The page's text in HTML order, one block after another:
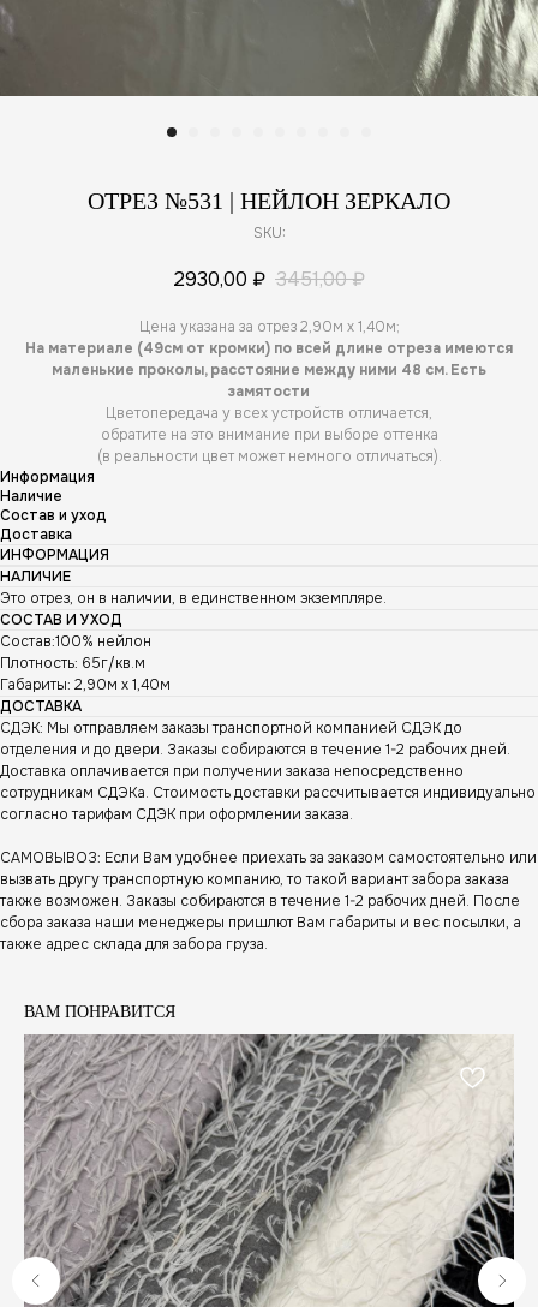
ОТРЕЗ №531 | НЕЙЛОН ЗЕРКАЛО
SKU:
2930,00 ₽ 3451,00₽
Цена указана за отрез 2,90м х 1,40м;
На материале (49см от кромки) по всей длине отреза имеются
маленькие проколы, расстояние между ними 48 см. Есть
замятости
Цветопередача у всех устройств отличается,
обратите на это внимание при выборе оттенка
(в реальности цвет может немного отличаться).
Информация
Наличие
Состав и уход
Доставка
ИНФОРМАЦИЯ
НАЛИЧИЕ
Это отрез, он в наличии, в единственном экземпляре.
СОСТАВ И УХОД
Состав:100% нейлон
Плотность: 65г/кв.м
Габариты: 2,90м х 1,40м
ДОСТАВКА
СДЭК: Мы отправляем заказы транспортной компанией СДЭК до
отделения и до двери. Заказы собираются в течение 1-2 рабочих дней.
Доставка оплачивается при получении заказа непосредственно
сотрудникам СДЭКа. Стоимость доставки рассчитывается индивидуально
согласно тарифам СДЭК при оформлении заказа.
САМОВЫВОЗ: Если Вам удобнее приехать за заказом самостоятельно или
вызвать другу транспортную компанию, то такой вариант забора заказа
также возможен. Заказы собираются в течение 1-2 рабочих дней. После
сбора заказа наши менеджеры пришлют Вам габариты и вес посылки, а
также адрес склада для забора груза.
ВАМ ПОНРАВИТСЯ